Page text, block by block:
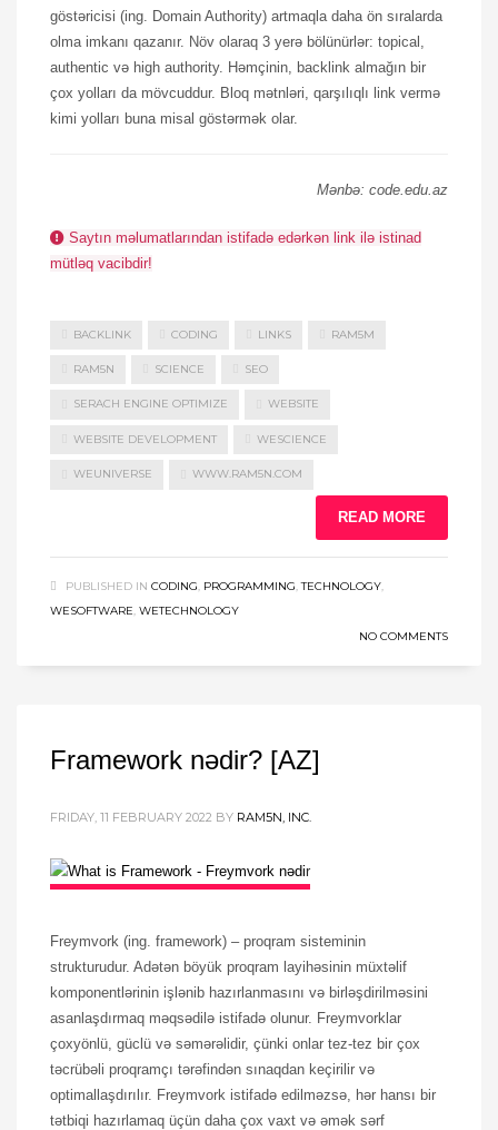
göstəricisi (ing. Domain Authority) artmaqla daha ön sıralarda
olma imkanı qazanır. Növ olaraq 3 yerə bölünürlər: topical,
authentic və high authority. Həmçinin, backlink almağın bir
çox yolları da mövcuddur. Bloq mətnləri, qarşılıqlı link vermə
kimi yolları buna misal göstərmək olar.
Mənbə: code.edu.az
Saytın məlumatlarından istifadə edərkən link ilə istinad
mütləq vacibdir!
BACKLINK CODING LINKS RAM5M
RAM5N SCIENCE SEO
SERACH ENGINE OPTIMIZE WEBSITE
WEBSITE DEVELOPMENT WESCIENCE
WEUNIVERSE WWW.RAM5N.COM
READ MORE
PUBLISHED IN CODING PROGRAMMING ,TECHNOLOGY
WESOFTWARE WETECHNOLOGY
NO COMMENTS
Framework nədir? [AZ]
FRIDAY, 11 FEBRUARY 2022 BY RAM5N, INC.
Freymvork (ing. framework) – proqram sisteminin
strukturudur. Adətən böyük proqram layihəsinin müxtəlif
komponentlərinin işlənib hazırlanmasını və birləşdirilməsini
asanlaşdırmaq məqsədilə istifadə olunur. Freymvorklar
çoxyönlü, güclü və səmərəlidir, çünki onlar tez-tez bir çox
təcrübəli proqramçı tərəfindən sınaqdan keçirilir və
optimallaşdırılır. Freymvork istifadə edilməzsə, hər hansı bir
tətbiqi hazırlamaq üçün daha çox vaxt və əmək sərf